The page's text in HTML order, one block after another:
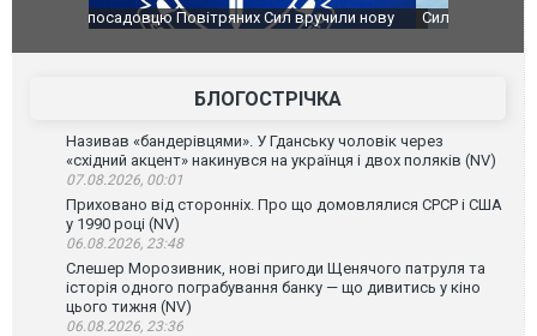
Сили оборони уразили Ярославський НПЗ:
атаку. ВІДЕО
Неймар
БЛОГОСТРІЧКА
Називав «бандерівцями». У Гданську чоловік через
«східний акцент» накинувся на українця і двох поляків (NV)
07.08.2026, 00:01
Приховано від сторонніх. Про що домовлялися СРСР і США
у 1990 році (NV)
06.08.2026, 23:48
Слешер Морозивник, нові пригоди Щенячого патруля та
історія одного пограбування банку — що дивитись у кіно
цього тижня (NV)
06.08.2026, 23:36